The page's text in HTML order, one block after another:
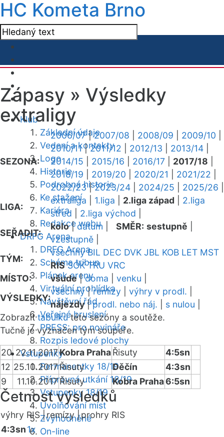
HC Kometa Brno
Klub
Základní údaje
Vedení a kontakty
Logo
Historie
Podrobná historie
Ke stažení
Kariéra
Redakce webu
DRFG Arena
DRFG Arena
Schéma tribun
Plánek areny
Virtuální prohlídka
Návštěvní řád
Veřejné bruslení
PRESS: pro novináře
Rozpis ledové plochy
Vstupenky
Permanentky 18/19
Přípravná utkání 18/19
Vstupenky 18/19
Uvolňování míst
Zvýhodněné
On-line
Zápasy » Výsledky
extraligy
SEZONA:
2006/07|2007/08 2008/09 2009/10
2010/11|2011/12 2012/13 2013/14
2014/15
2015/16 2016/17 2017/18
2018/19
2019/20 2020/21 2021/22
2022/23|2023/24 2024/25 2025/26
LIGA:
extraliga 1.liga 2.liga západ
2.liga
střed
2.liga východ
SEŘADIT:
kolo|datum SMĚR: sestupně
vzestupně
TÝM:
všechny BIL DEC DVK JBL KOB LET MST
RIS SOK TRU VRC
MÍSTO:
všude|doma venku
VÝSLEDKY:
všechny|remízy výhry v prodl.
nájezdy|prodl. nebo náj. s nulou
Zobrazittabulkutéto sezóny a soutěže.
Tučně je vyznačen tým soupeře.
20 22.11.2017Kobra PrahaŘisuty
4:5sn
12 25.10.2017Řisuty Děčín
4:3sn
9
11.10.2017Řisuty Kobra Praha6:5sn
Četnost výsledků
výhry RIS |remízy |prohry RIS
4:3sn1x